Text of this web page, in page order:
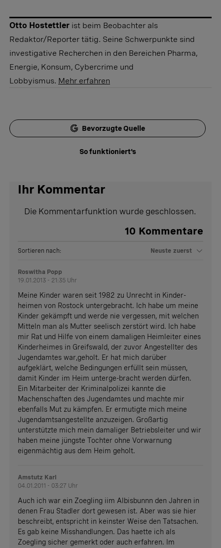
Otto Hostettler ist beim Beobachter als
Redaktor/Reporter tätig. Seine Schwerpunkte sind
investigative Recherchen in den Bereichen Pharma,
Energie, Konsum, Cybercrime und
Lobbyismus. Mehr erfahren
Bevorzugte Quelle
So funktioniert's
Ihr Kommentar
Die Kommentarfunktion wurde geschlossen.
10 Kommentare
Sortieren nach: Neuste zuerst
Roswitha Popp
19.01.2013 - 21:35 Uhr
Meine Kinder waren seit 1982 zu Unrecht in Kinder-
heimen von Rostock untergebracht. Ich habe um meine
Kinder gekämpft und werde nie vergessen, mit welchen
Mitteln man als Mutter seelisch zerstört wird. Ich habe
mir Rat und Hilfe von einem damaligen Heimleiter eines
Kinderheimes in Greifswald, der zuvor Angestellter des
Jugendamtes war,geholt. Er hat mich darüber
aufgeklärt, welche Bedingungen erfüllt sein müssen,
damit Kinder im Heim unterge-bracht werden dürfen.
Ein Mitarbeiter der Kriminalpolizei kannte die
Machenschaften des Jugendamtes und machte mir
ebenfalls Mut zu kämpfen. Er ermutigte mich meine
Jugendamtsangestellte anzuzeigen. Großartig
unterstützte mich mein damaliger Betriebsleiter und wir
haben meine jüngste Tochter ohne Vorwarnung
eigenmächtig aus dem Heim geholt.
Amstutz Karl
04.01.2011 - 03:27 Uhr
Auch ich war ein Zoegling iim Albisbunnn den Jahren in
denen Frau Stadler dort gewesen ist. Aber was sie hier
beschreibt, entspricht in keinster Weise den Tatsachen.
Es gab keine Misshandlungen. Das haette ich als
Zoegling sicher gemerkt oder auch erfahren. Im